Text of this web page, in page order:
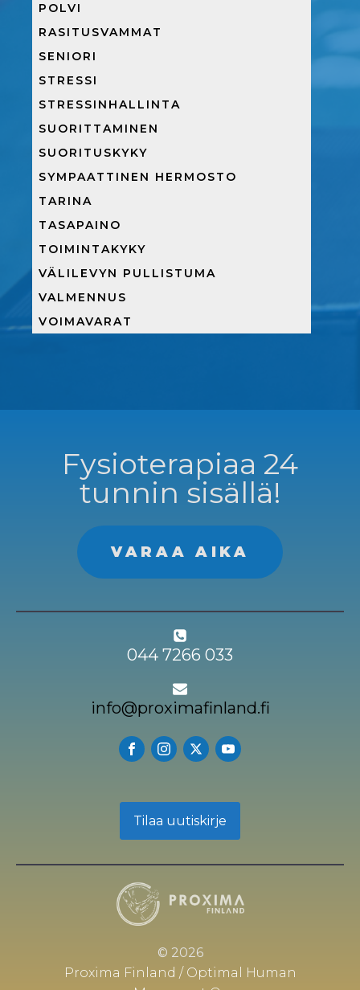
POLVI
RASITUSVAMMAT
SENIORI
STRESSI
STRESSINHALLINTA
SUORITTAMINEN
SUORITUSKYKY
SYMPAATTINEN HERMOSTO
TARINA
TASAPAINO
TOIMINTAKYKY
VÄLILEVYN PULLISTUMA
VALMENNUS
VOIMAVARAT
Fysioterapiaa 24
tunnin sisällä!
VARAA AIKA
044 7266 033
info@proximafinland.fi
Tilaa uutiskirje
© 2026
Proxima Finland / Optimal Human